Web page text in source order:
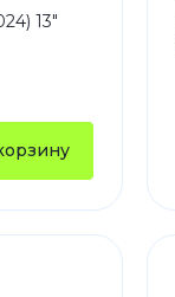
13"